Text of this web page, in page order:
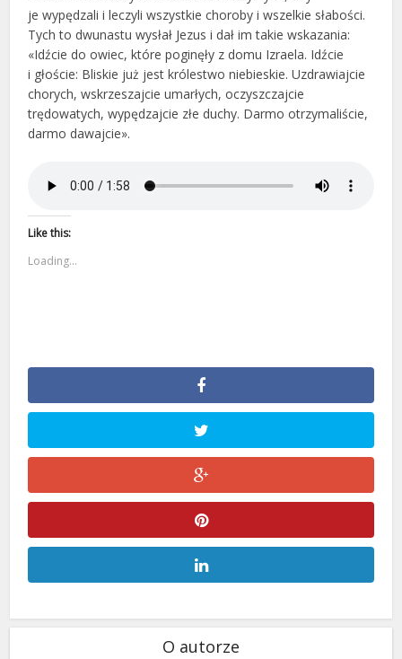
je wypędzali i leczyli wszystkie choroby i wszelkie słabości.
Tych to dwunastu wysłał Jezus i dał im takie wskazania:
«Idźcie do owiec, które poginęły z domu Izraela. Idźcie
i głoście: Bliskie już jest królestwo niebieskie. Uzdrawiajcie
chorych, wskrzeszajcie umarłych, oczyszczajcie
trędowatych, wypędzajcie złe duchy. Darmo otrzymaliście,
darmo dawajcie».
Like this:
Loading...
O autorze